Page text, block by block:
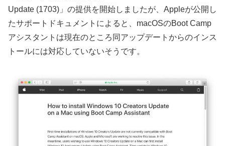
Update (1703)」の提供を開始しましたが、Appleが公開し
たサポートドキュメントによると、macOSのBoot Camp
アシスタントは現在のところ同アップデートからのインス
トールには対応していないそうです。